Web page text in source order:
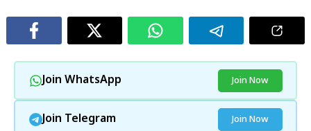
Join WhatsApp Join Now
Join Telegram Join Now